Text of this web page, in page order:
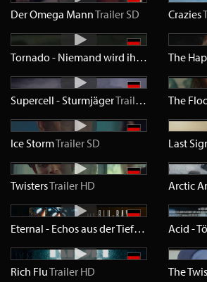
Der Omega MannTrailer SD Crazies
Tornado - Niemand wird ihm entkommen The
Supercell - SturmjägerTrailer
Ice StormTrailer SD Last
TwistersTrailer HD Arctic
Eternal - Echos aus der TiefeTrailerHD
Acid -
Rich FluTrailer HD The